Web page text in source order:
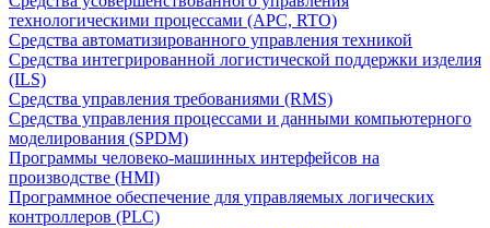
технологическими процессами (APC, RTO)
Средства автоматизированного управления техникой
Средства интегрированной логистической поддержки изделия
(ILS)
Средства управления требованиями (RMS)
Средства управления процессами и данными компьютерного
моделирования (SPDM)
Программы человеко-машинных интерфейсов на
производстве (HMI)
Программное обеспечение для управляемых логических
контроллеров (PLC)